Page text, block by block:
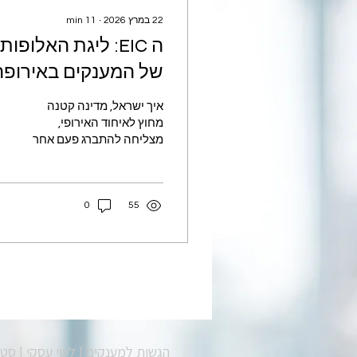
22 במרץ 2026 ∙
11
min
ה EIC: ליגת האלופות
של המענקים
איך ישראל, מדינה קטנה
מחוץ לאיחוד האירופי,
מצליחה להתברג פעם אחר
וכמה מקבלים, במצלצלים
יוקרתית - אולי המענק
55
0
הגשות למענקים | ליווי עסקי |